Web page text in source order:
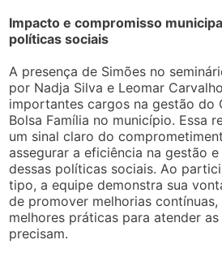
Impacto e compromisso
políticas sociais
A presença de Simões no
por Nadja Silva e Leomar
importantes cargos na gestão do
Bolsa Família no município. Essa
um sinal claro do
assegurar a eficiência na gestão
dessas políticas sociais. Ao
tipo, a equipe demonstra sua
de promover melhorias
melhores práticas para atender
precisam.